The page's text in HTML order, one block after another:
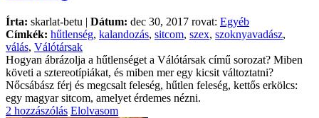
Írta: skarlat-betu | Dátum: dec 30, 2017 rovat: Egyéb
Címkék: hűtlenség, kalandozás, sitcom, szex, szoknyavadász,
válás, Válótársak
Hogyan ábrázolja a hűtlenséget a Válótársak című sorozat? Miben
követi a sztereotípiákat, és miben mer egy kicsit változtatni?
Nőcsábász férj és megcsalt feleség, hűtlen feleség, kettős erkölcs:
egy magyar sitcom, amelyet érdemes nézni.
2 hozzászólás Elolvasom